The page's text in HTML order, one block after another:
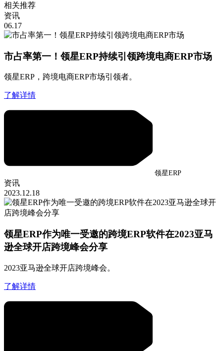
相关推荐
资讯
06.17
市占率第一！领星ERP持续引领跨境电商ERP市场
领星ERP，跨境电商ERP市场引领者。
了解详情
领星ERP
资讯
2023.12.18
领星ERP作为唯一受邀的跨境ERP软件在2023亚马
逊全球开店跨境峰会分享
2023亚马逊全球开店跨境峰会。
了解详情